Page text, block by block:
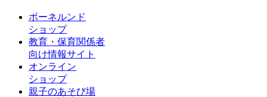
ボーネルンド
ショップ
教育・保育関係者
向け情報サイト
オンライン
ショップ
親子のあそび場